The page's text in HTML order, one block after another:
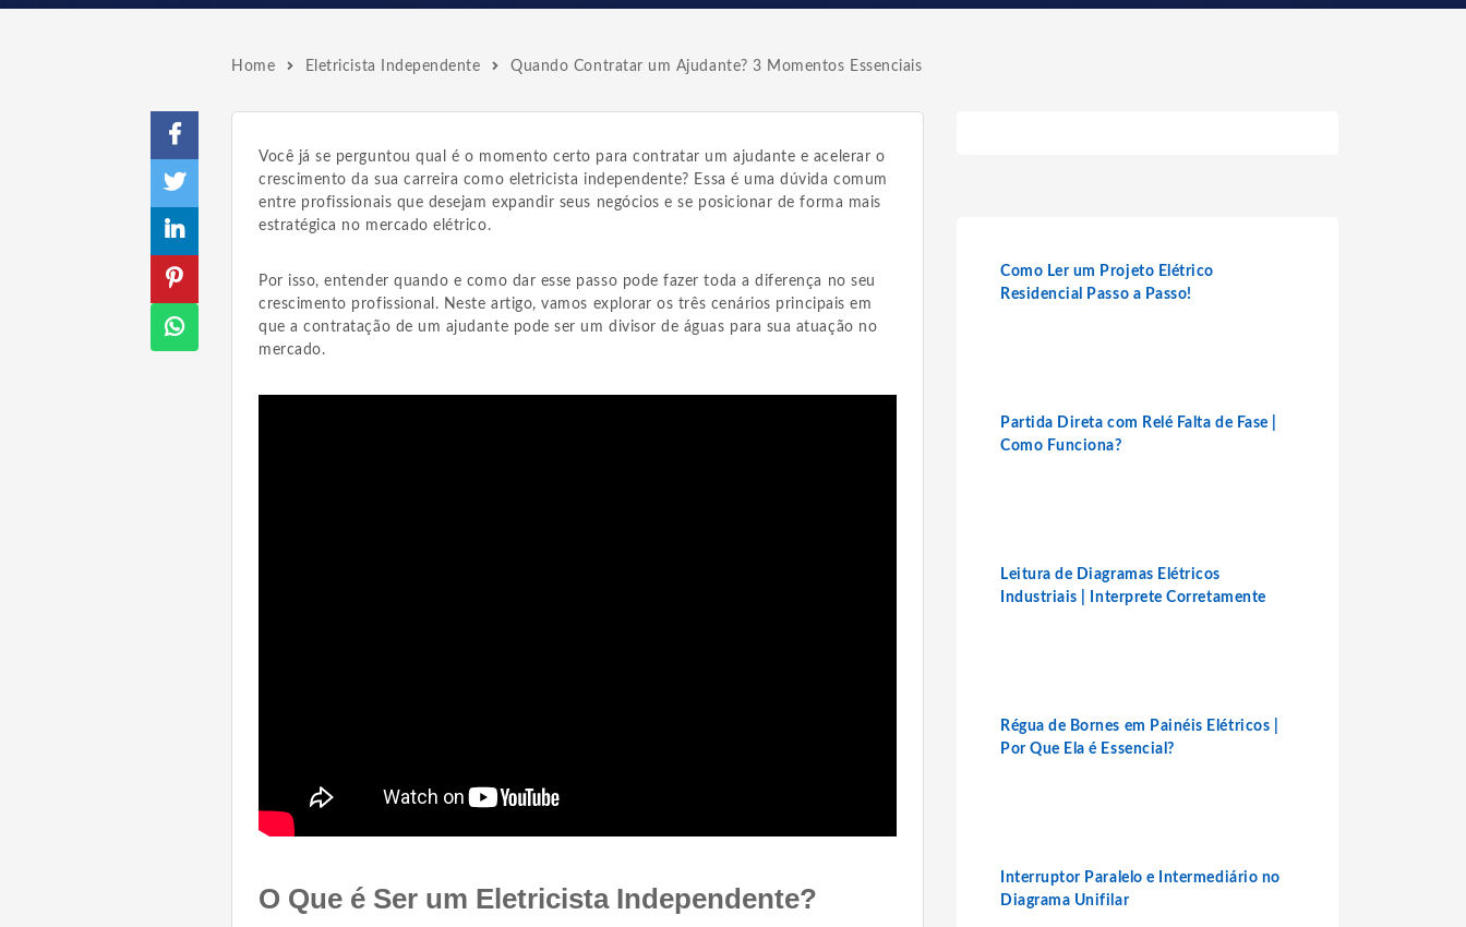
Home Eletricista Independente Quando Contratar um Ajudante? 3 Momentos Essenciais
Você já se perguntou qual é o momento certo para contratar um ajudante e acelerar o
crescimento da sua carreira como eletricista independente? Essa é uma dúvida comum
entre profissionais que desejam expandir seus negócios e se posicionar de forma mais
estratégica no mercado elétrico.
Por isso, entender quando e como dar esse passo pode fazer toda a diferença no seu
crescimento profissional. Neste artigo, vamos explorar os três cenários principais em
que a contratação de um ajudante pode ser um divisor de águas para sua atuação no
mercado.
O Que é Ser um Eletricista Independente?
Como Ler um Projeto Elétrico
Residencial Passo a Passo!
Partida Direta com Relé Falta de Fase |
Como Funciona?
Leitura de Diagramas Elétricos
Industriais | Interprete Corretamente
Régua de Bornes em Painéis Elétricos |
Por Que Ela é Essencial?
Interruptor Paralelo e Intermediário no
Diagrama Unifilar